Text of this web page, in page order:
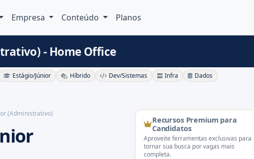
Empresa Conteúdo Planos
- Home Office
Estágio/Júnior Híbrido Dev/Sistemas Infra Dados
(Administrativo)
Recursos Premium para
Candidatos
Aproveite ferramentas exclusivas para
tornar sua busca por vagas mais
completa.